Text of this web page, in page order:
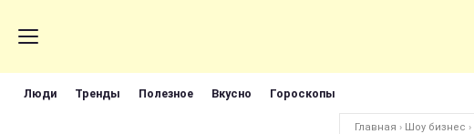
Люди Тренды Полезное Вкусно Гороскопы
Главная › Шоу бизнес ›